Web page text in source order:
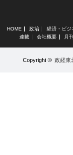
HOME 政治 経済・ビジ
連載
会社概要 月
Copyright © 政経東